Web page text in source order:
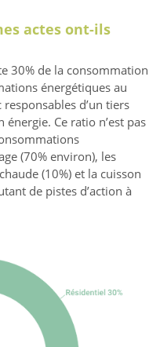
actes ont-ils
30% de la consommation
énergétiques au
d’un tiers
Ce ratio n’est pas
(70% environ), les
(10%) et la cuisson
de pistes d’action à